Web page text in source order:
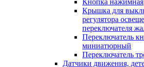
Кнопка нажимная
Крышка для
регулятора
переключателя
Переключатель
миниатюрный
Переключатель
Датчики движения,